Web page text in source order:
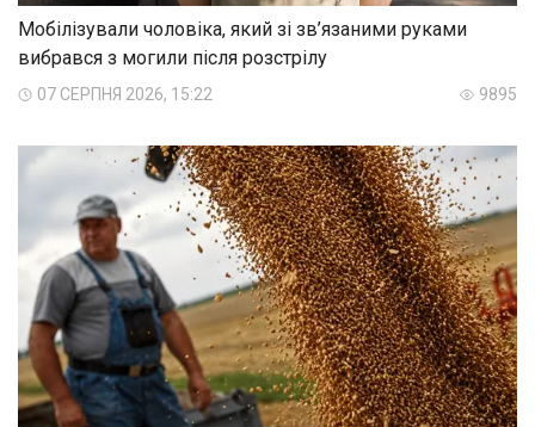
Мобілізували чоловіка, який зі зв’язаними руками
вибрався з могили після розстрілу
07 СЕРПНЯ 2026, 15:22 9895